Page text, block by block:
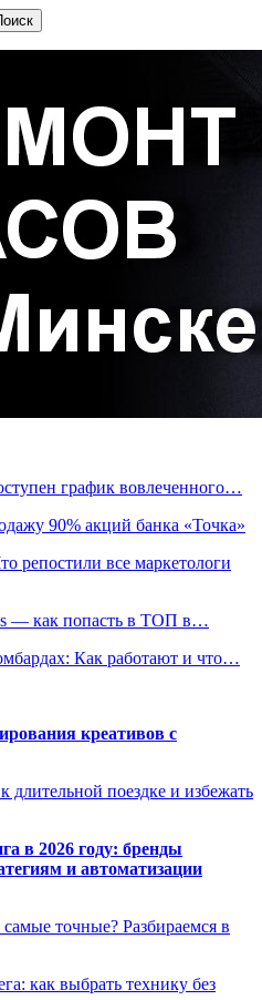
график вовлеченного…
90% акций банка «Точка»
репостили все маркетологи
— как попасть в ТОП в…
Как работают и что…
креативов с
длительной поездке и избежать
в 2026 году: бренды
и автоматизации
точные? Разбираемся в
как выбрать технику без